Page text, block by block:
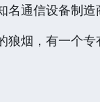
名通信设备制
烟，有一个专